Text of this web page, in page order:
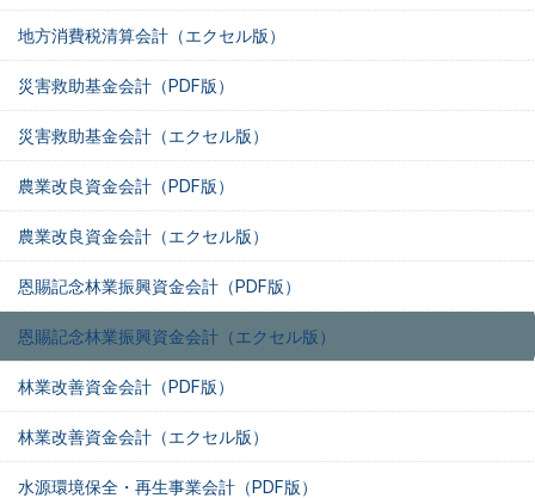
地方消費税清算会計（エクセル版）
災害救助基金会計（PDF版）
災害救助基金会計（エクセル版）
農業改良資金会計（PDF版）
農業改良資金会計（エクセル版）
恩賜記念林業振興資金会計（PDF版）
恩賜記念林業振興資金会計（エクセル版）
林業改善資金会計（PDF版）
林業改善資金会計（エクセル版）
水源環境保全・再生事業会計（PDF版）